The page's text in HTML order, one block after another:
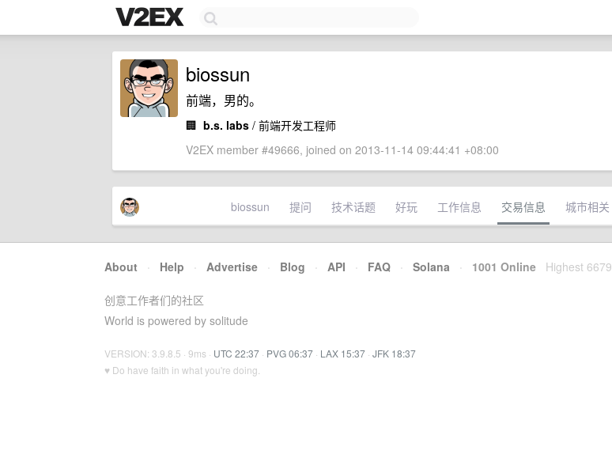
biossun
前端，男的。
🏢 b.s. labs / 前端开发工程师
V2EX member #49666, joined on 2013-11-14 09:44:41 +08:00
biossun 提问 技术话题 好玩 工作信息 交易信息 城市相关
About · Help · Advertise · Blog · API · FAQ · Solana · 1001 Online Highest 6679
创意工作者们的社区
World is powered by solitude
VERSION: 3.9.8.5 · 9ms · UTC 22:37 · PVG 06:37 · LAX 15:37 · JFK 18:37
♥ Do have faith in what you're doing.